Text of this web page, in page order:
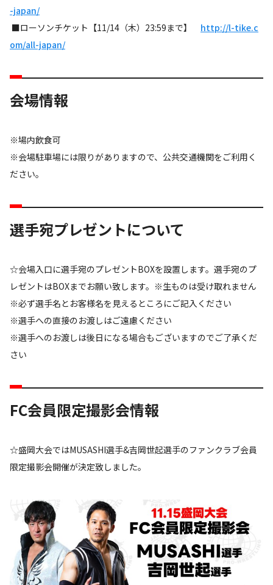
-japan/
■ローソンチケット【11/14（木）23:59まで】 http://l-tike.c
om/all-japan/
会場情報
※場内飲食可
※会場駐車場には限りがありますので、公共交通機関をご利用く
ださい。
選手宛プレゼントについて
☆会場入口に選手宛のプレゼントBOXを設置します。選手宛のプ
レゼントはBOXまでお願い致します。※生ものは受け取れません
※必ず選手名とお客様名を見えるところにご記入ください
※選手への直接のお渡しはご遠慮ください
※選手へのお渡しは後日になる場合もございますのでご了承くだ
さい
FC会員限定撮影会情報
☆盛岡大会ではMUSASHI選手&吉岡世起選手のファンクラブ会員
限定撮影会開催が決定致しました。